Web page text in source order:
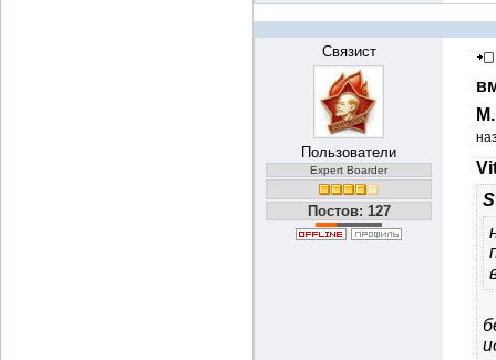
Связист
Пользователи
Expert Boarder
Постов: 127